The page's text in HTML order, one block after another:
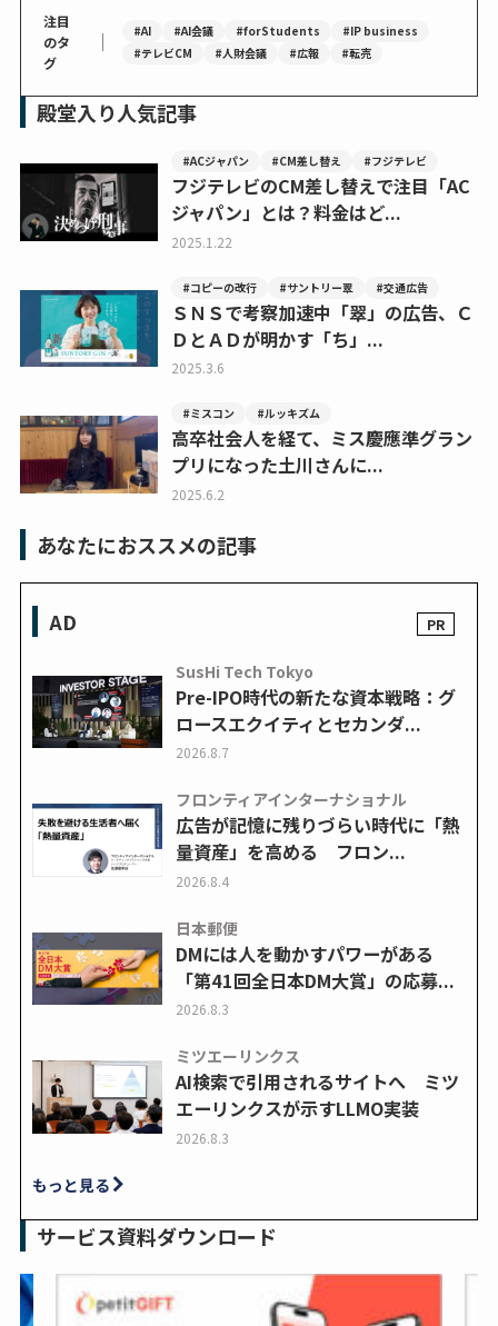
注目
のタ
グ
｜ #AI #AI会議 #forStudents
#IP business
#テレビCM
#人財会議 #広報 #転売
殿堂入り人気記事
#ACジャパン #CM差し替え #フジテレビ
フジテレビのCM差し替えで注目「AC
ジャパン」とは？料金はど...
2025.1.22
#コピーの改行 #サントリー翠 #交通広告
ＳＮＳで考察加速中「翠」の広告、Ｃ
ＤとＡＤが明かす「ち」...
2025.3.6
#ミスコン #ルッキズム
高卒社会人を経て、ミス慶應準グラン
プリになった土川さんに...
2025.6.2
あなたにおススメの記事
AD
SusHi Tech Tokyo
Pre-IPO時代の新たな資本戦略：グ
ロースエクイティとセカンダ...
2026.8.7
フロンティアインターナショナル
広告が記憶に残りづらい時代に「熱
量資産」を高める フロン...
2026.8.4
日本郵便
DMには人を動かすパワーがある
「第41回全日本DM大賞」の応募...
2026.8.3
ミツエーリンクス
AI検索で引用されるサイトへ ミツ
エーリンクスが示すLLMO実装
2026.8.3
もっと見る
サービス資料ダウンロード